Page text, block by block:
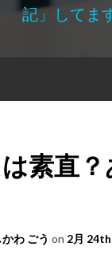
記」してま
素直？
わ ごう on 2月